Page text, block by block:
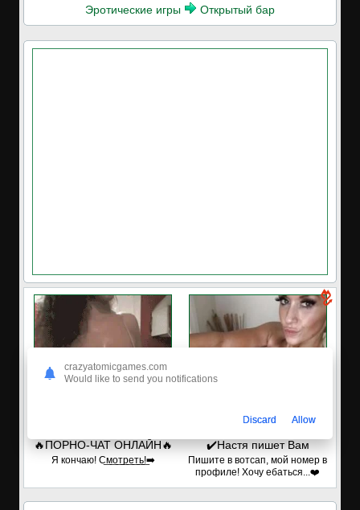
Эротические игры Открытый бар
🔥ПОРНО-ЧАТ ОНЛАЙН🔥
Я кончаю! С͟м͟о͟т͟р͟е͟т͟ь͟!➡️
✔️Настя пишет Вам
Пишите в вотсап, мой номер в
профиле! Хочу ебаться...❤️
crazyatomicgames.com
Would like to send you notifications
Discard Allow